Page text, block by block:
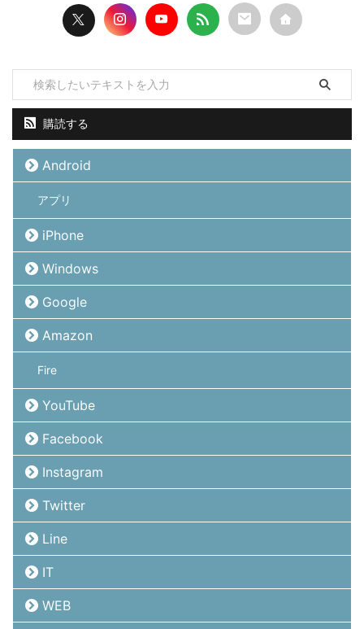
購読する
Android
アプリ
iPhone
Windows
Google
Amazon
Fire
YouTube
Facebook
Instagram
Twitter
Line
IT
WEB